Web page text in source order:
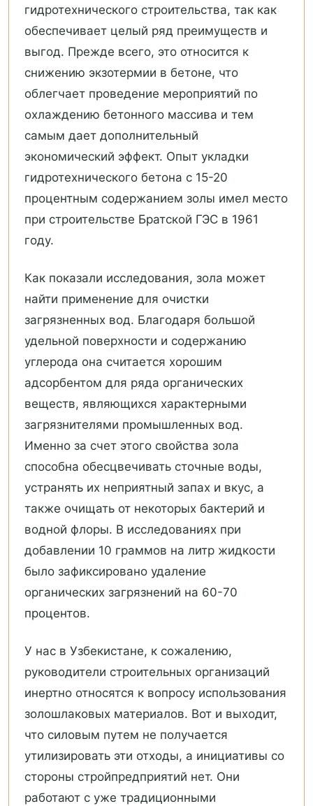
гидротехнического строительства, так как
обеспечивает целый ряд преимуществ и
выгод. Прежде всего, это относится к
снижению экзотермии в бетоне, что
облегчает проведение мероприятий по
охлаждению бетонного массива и тем
самым дает дополнительный
экономический эффект. Опыт укладки
гидротехнического бетона с 15-20
процентным содержанием золы имел место
при строительстве Братской ГЭС в 1961
году.
Как показали исследования, зола может
найти применение для очистки
загрязненных вод. Благодаря большой
удельной поверхности и содержанию
углерода она считается хорошим
адсорбентом для ряда органических
веществ, являющихся характерными
загрязнителями промышленных вод.
Именно за счет этого свойства зола
способна обесцвечивать сточные воды,
устранять их неприятный запах и вкус, а
также очищать от некоторых бактерий и
водной флоры. В исследованиях при
добавлении 10 граммов на литр жидкости
было зафиксировано удаление
органических загрязнений на 60-70
процентов.
У нас в Узбекистане, к сожалению,
руководители строительных организаций
инертно относятся к вопросу использования
золошлаковых материалов. Вот и выходит,
что силовым путем не получается
утилизировать эти отходы, а инициативы со
стороны стройпредприятий нет. Они
работают с уже традиционными